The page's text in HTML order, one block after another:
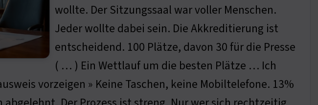
wollte. Der Sitzungssaal war voller Menschen.
Jeder wollte dabei sein. Die Akkreditierung ist
entscheidend. 100 Plätze, davon 30 für die Presse
( … ) Ein Wettlauf um die besten Plätze … Ich
vorzeigen » Keine Taschen, keine Mobiltelefone. 13%